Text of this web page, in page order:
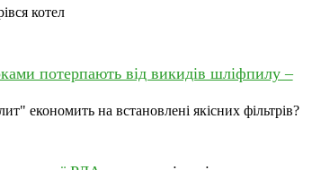
котел
потерпають від викидів шліфпилу –
економить на встановлені якісних фільтрів?